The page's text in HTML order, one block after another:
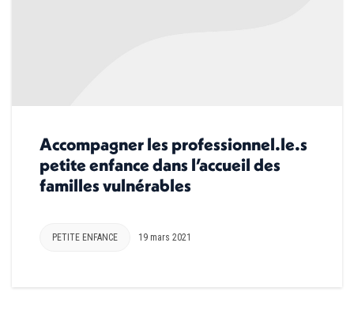
Accompagner les professionnel.le.s
petite enfance dans l’accueil des
familles vulnérables
PETITE ENFANCE 19 mars 2021